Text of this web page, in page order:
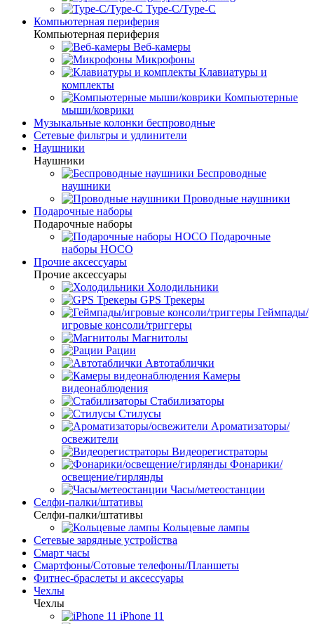
Type-C/Type-C
Компьютерная периферия
Компьютерная периферия
Веб-камеры
Микрофоны
Клавиатуры и
комплекты
Компьютерные
мыши/коврики
Музыкальные колонки беспроводные
Сетевые фильтры и удлинители
Наушники
Наушники
Беспроводные
наушники
Проводные наушники
Подарочные наборы
Подарочные наборы
Подарочные
наборы HOCO
Прочие аксессуары
Прочие аксессуары
Холодильники
GPS Трекеры
Геймпады/
игровые консоли/триггеры
Магнитолы
Рации
Автотаблички
Камеры
видеонаблюдения
Стабилизаторы
Стилусы
Ароматизаторы/
освежители
Видеорегистраторы
Фонарики/
освещение/гирлянды
Часы/метеостанции
Селфи-палки/штативы
Селфи-палки/штативы
Кольцевые лампы
Сетевые зарядные устройства
Смарт часы
Смартфоны/Сотовые телефоны/Планшеты
Фитнес-браслеты и аксессуары
Чехлы
Чехлы
iPhone 11